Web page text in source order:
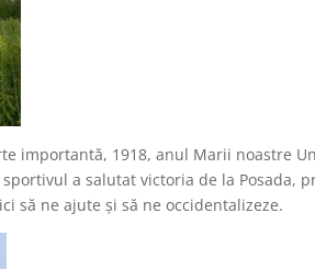
importantă, 1918, anul Marii noastre
a salutat victoria de la Posada,
să ne ajute şi să ne occidentalizeze.